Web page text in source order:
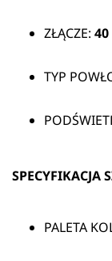
ZŁĄCZE:
TYP
SPECYFIKACJA
PALETA